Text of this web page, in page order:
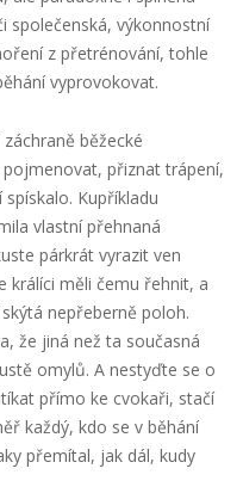
společenská, výkonnostní
z přetrénování, tohle
vyprovokovat.
běžecké
přiznat trápení,
Kupříkladu
vlastní přehnaná
párkrát vyrazit ven
králíci měli čemu řehnit, a
nepřeberně poloh.
že jiná než ta současná
omylů. A nestyďte se o
přímo ke cvokaři, stačí
každý, kdo se v běhání
přemítal, jak dál, kudy